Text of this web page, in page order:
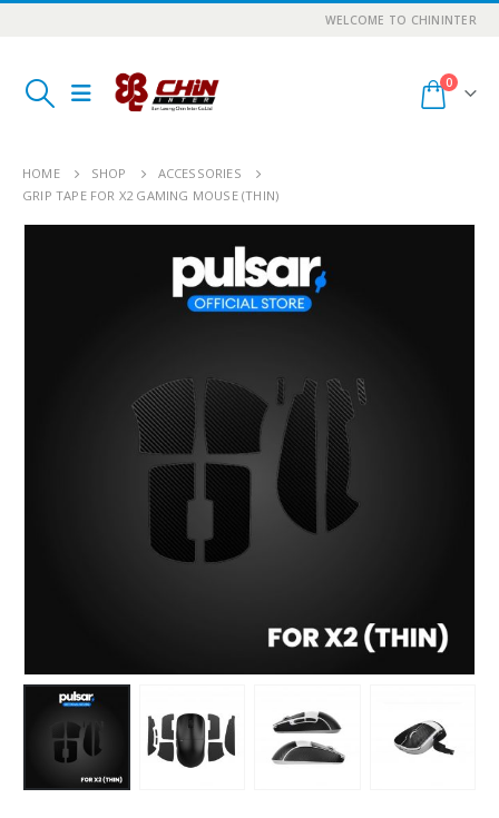
WELCOME TO CHININTER
0
HOME SHOP
ACCESSORIES
GRIP TAPE FOR X2 GAMING MOUSE (THIN)